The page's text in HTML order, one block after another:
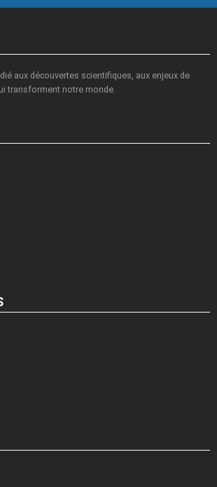
aux découvertes scientifiques, aux enjeux de
transforment notre monde.